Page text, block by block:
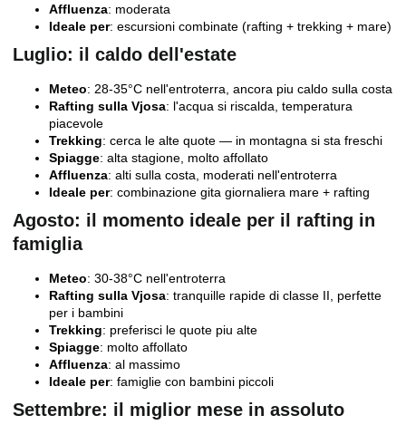
Affluenza: moderata
Ideale per: escursioni combinate (rafting + trekking + mare)
Luglio: il caldo dell'estate
Meteo: 28-35°C nell'entroterra, ancora piu caldo sulla costa
Rafting sulla Vjosa: l'acqua si riscalda, temperatura
piacevole
Trekking: cerca le alte quote — in montagna si sta freschi
Spiagge: alta stagione, molto affollato
Affluenza: alti sulla costa, moderati nell'entroterra
Ideale per: combinazione gita giornaliera mare + rafting
Agosto: il momento ideale per il rafting in
famiglia
Meteo: 30-38°C nell'entroterra
Rafting sulla Vjosa: tranquille rapide di classe II, perfette
per i bambini
Trekking: preferisci le quote piu alte
Spiagge: molto affollato
Affluenza: al massimo
Ideale per: famiglie con bambini piccoli
Settembre: il miglior mese in assoluto